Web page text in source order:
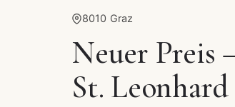
8010 Graz
Neuer Preis
St.